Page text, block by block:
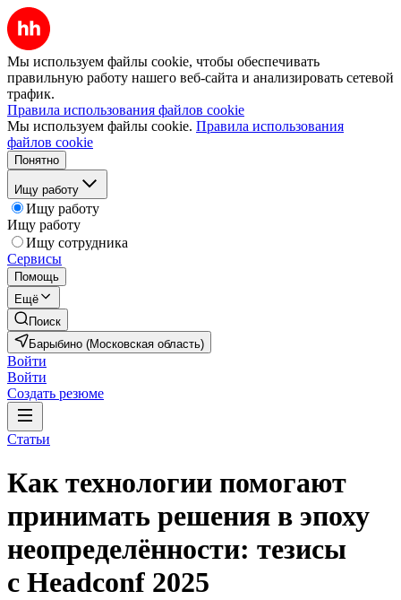
Мы используем файлы cookie, чтобы обеспечивать
правильную работу нашего веб-сайта и анализировать сетевой
трафик.
Правила использования файлов cookie
Мы используем файлы cookie. Правила использования
файлов cookie
Понятно
Ищу работу
Ищу работу
Ищу работу
Ищу сотрудника
Сервисы
Помощь
Ещё
Поиск
Барыбино (Московская область)
Войти
Войти
Создать резюме
Статьи
Как технологии помогают
принимать решения в эпоху
неопределённости: тезисы
с Headconf 2025